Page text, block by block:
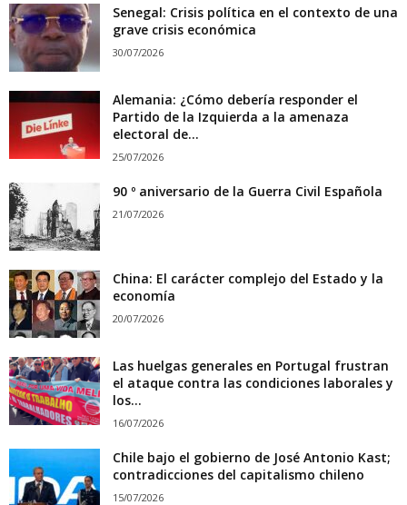
Senegal: Crisis política en el contexto de una
grave crisis económica
30/07/2026
Alemania: ¿Cómo debería responder el
Partido de la Izquierda a la amenaza
electoral de...
25/07/2026
90 º aniversario de la Guerra Civil Española
21/07/2026
China: El carácter complejo del Estado y la
economía
20/07/2026
Las huelgas generales en Portugal frustran
el ataque contra las condiciones laborales y
los...
16/07/2026
Chile bajo el gobierno de José Antonio Kast;
contradicciones del capitalismo chileno
15/07/2026